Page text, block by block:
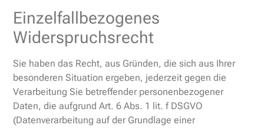
Einzelfallbezogenes
Widerspruchsrecht
Sie haben das Recht, aus Gründen, die sich aus Ihrer
besonderen Situation ergeben, jederzeit gegen die
Verarbeitung Sie betreffender personenbezogener
Daten, die aufgrund Art. 6 Abs. 1 lit. f DSGVO
(Datenverarbeitung auf der Grundlage einer